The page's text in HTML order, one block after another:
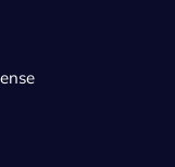
tersebut
game
napas